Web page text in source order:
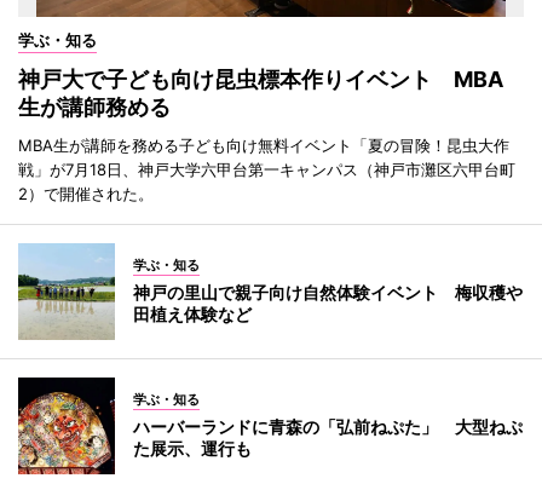
学ぶ・知る
神戸大で子ども向け昆虫標本作りイベント MBA
生が講師務める
MBA生が講師を務める子ども向け無料イベント「夏の冒険！昆虫大作
戦」が7月18日、神戸大学六甲台第一キャンパス（神戸市灘区六甲台町
2）で開催された。
学ぶ・知る
神戸の里山で親子向け自然体験イベント 梅収穫や
田植え体験など
学ぶ・知る
ハーバーランドに青森の「弘前ねぷた」 大型ねぷ
た展示、運行も